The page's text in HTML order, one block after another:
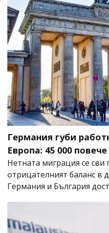
Германия губи
Европа: 45 000
Нетната миграция се
отрицателният баланс в
Германия и България